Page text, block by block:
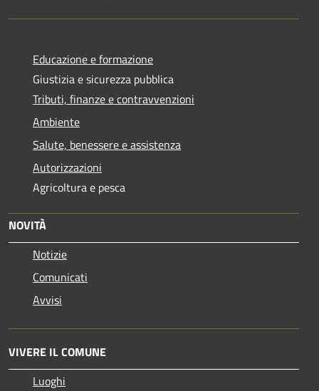
Educazione e formazione
Giustizia e sicurezza pubblica
Tributi, finanze e contravvenzioni
Ambiente
Salute, benessere e assistenza
Autorizzazioni
Agricoltura e pesca
NOVITÀ
Notizie
Comunicati
Avvisi
VIVERE IL COMUNE
Luoghi